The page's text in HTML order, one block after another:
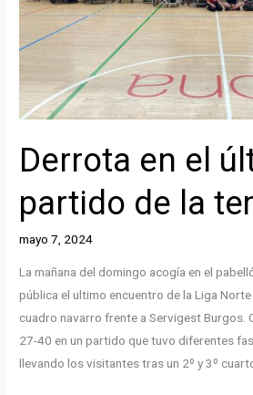
silla
ruedas
Derrota en el
partido de la
mayo 7, 2024
La mañana del domingo acogía en el
pública el ultimo encuentro de la Liga
cuadro navarro frente a Servigest Burgos.
27-40 en un partido que tuvo diferentes
llevando los visitantes tras un 2º y 3º